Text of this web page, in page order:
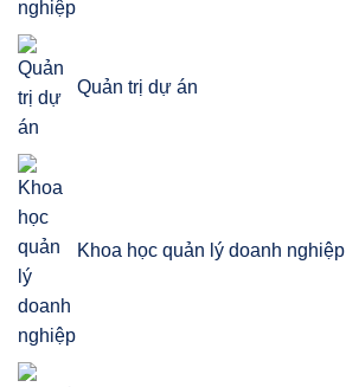
Quản trị dự án
Khoa học quản lý doanh nghiệp